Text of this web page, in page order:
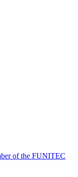
of the FUNITEC